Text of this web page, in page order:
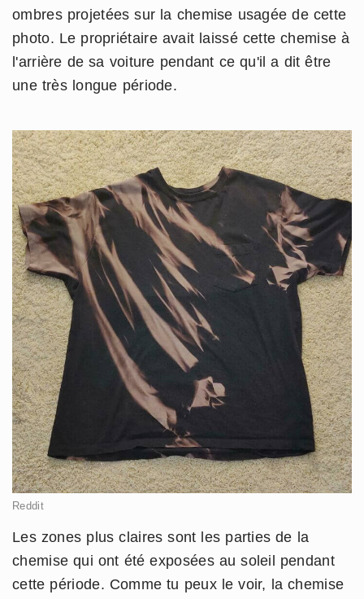
ombres projetées sur la chemise usagée de cette
photo. Le propriétaire avait laissé cette chemise à
l'arrière de sa voiture pendant ce qu'il a dit être
une très longue période.
Reddit
Les zones plus claires sont les parties de la
chemise qui ont été exposées au soleil pendant
cette période. Comme tu peux le voir, la chemise